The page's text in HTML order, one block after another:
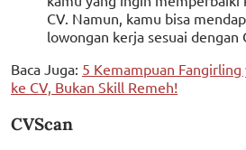
CV. Namun, kamu bisa
lowongan kerja sesuai dengan
Baca Juga: 5 Kemampuan Fangirling
ke CV, Bukan Skill Remeh!
CVScan